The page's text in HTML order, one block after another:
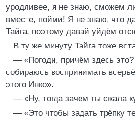
уродливее, я не знаю, сможем
вместе, пойми! Я не знаю, что
Тайга, поэтому давай уйдём
В ту же минуту Тайга тоже
— «Погоди, причём здесь
собираюсь воспринимать
этого Инко».
— «Ну, тогда зачем ты сжала
— «Это чтобы задать трёпку